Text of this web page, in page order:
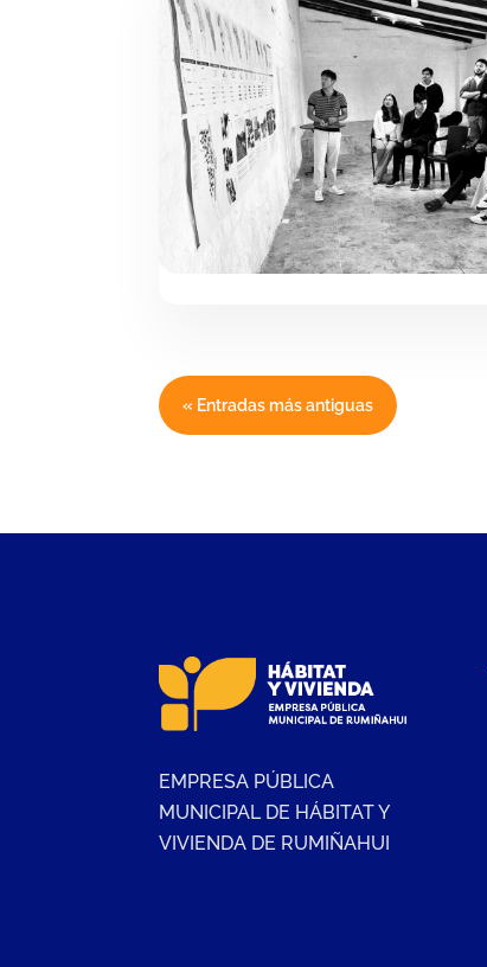
« Entradas más antiguas
EMPRESA PÚBLICA
MUNICIPAL DE HÁBITAT Y
VIVIENDA DE RUMIÑAHUI